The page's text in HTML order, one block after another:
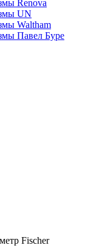
Renova
UN
Waltham
Павел Буре
Fischer